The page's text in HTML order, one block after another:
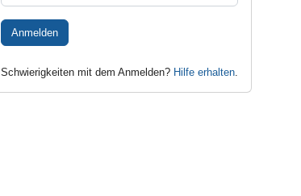
Anmelden
Schwierigkeiten mit dem Anmelden? Hilfe erhalten.